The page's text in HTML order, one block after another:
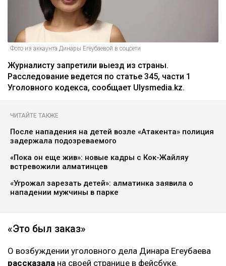
Фото из аккаунта Динары Егеубаевой в соцсети
Журналисту запретили выезд из страны.
Расследование ведется по статье 345, части 1
Уголовного кодекса, сообщает Ulysmedia.kz.
ЧИТАЙТЕ ТАКЖЕ
После нападения на детей возле «Атакента» полиция
задержала подозреваемого
«Пока он еще жив»: новые кадры с Кок-Жайляу
встревожили алматинцев
«Угрожал зарезать детей»: алматинка заявила о
нападении мужчины в парке
«Это был заказ»
О возбуждении уголовного дела Динара Егеубаева
рассказала на своей странице в фейсбуке.